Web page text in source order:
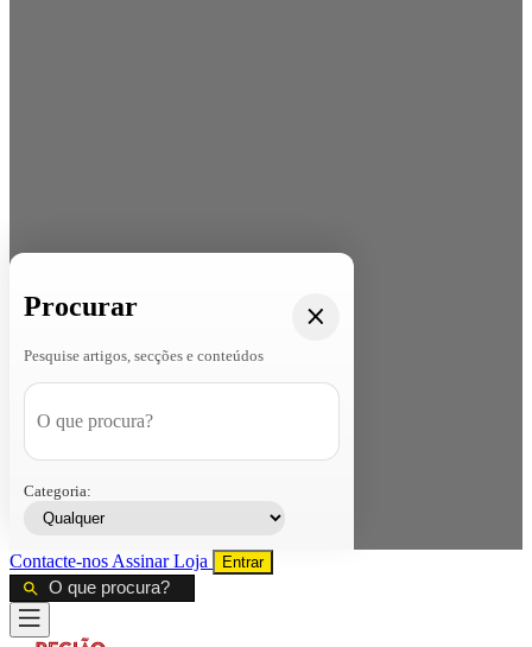
Procurar
Pesquise artigos, secções e conteúdos
Categoria:
Contacte-nos AssinarLoja Entrar